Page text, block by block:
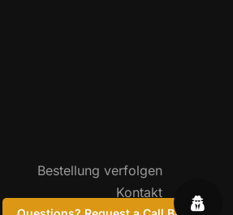
Bestellung verfolgen
Kontakt